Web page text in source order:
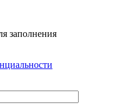
заполнения